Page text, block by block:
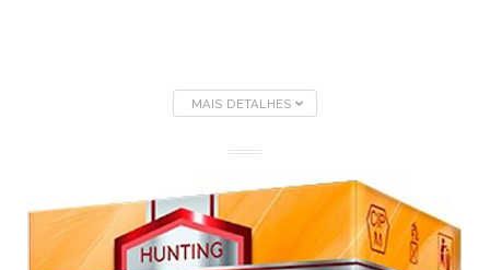
MAIS DETALHES